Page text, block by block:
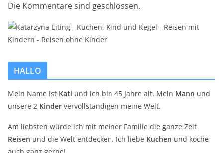
Die Kommentare sind geschlossen.
HALLO
Mein Name ist Kati und ich bin 45 Jahre alt. Mein Mann und
unsere 2 Kinder vervollständigen meine Welt.
Am liebsten würde ich mit meiner Familie die ganze Zeit
Reisen und die Welt entdecken. Ich liebe Kuchen und koche